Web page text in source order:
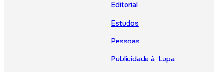
Editorial
Estudos
Pessoas
Publicidade à Lupa